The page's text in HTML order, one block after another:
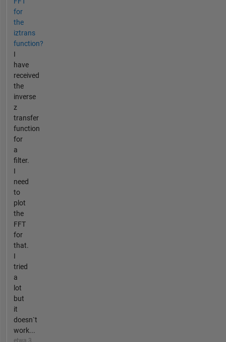
for
the
iztrans
function?
I
have
received
the
inverse
z
transfer
function
for
a
filter.
I
need
to
plot
the
FFT
for
that.
I
tried
a
lot
but
it
doesn`t
work...
etwa 3